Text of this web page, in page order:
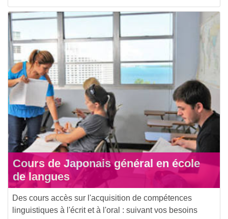
Cours de Japonais général en école
de langues
Des cours accès sur l'acquisition de compétences
linguistiques à l'écrit et à l'oral : suivant vos besoins